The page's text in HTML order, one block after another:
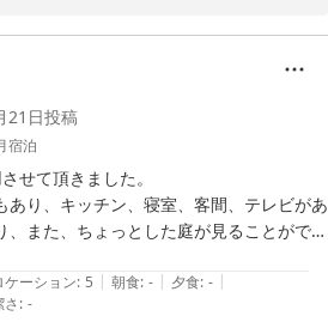
21日投稿
宿泊
せて頂きました。
あり、キッチン、寝室、客間、テレビがあ
また、ちょっとした庭が見ることができ
がありました。シャンプー、ドライヤー
なく良いものが置いてあります。清潔感
が飾られており、こだわりが感じられ、
ケーション: 5 | 朝食: - | 夕食: - |
: -